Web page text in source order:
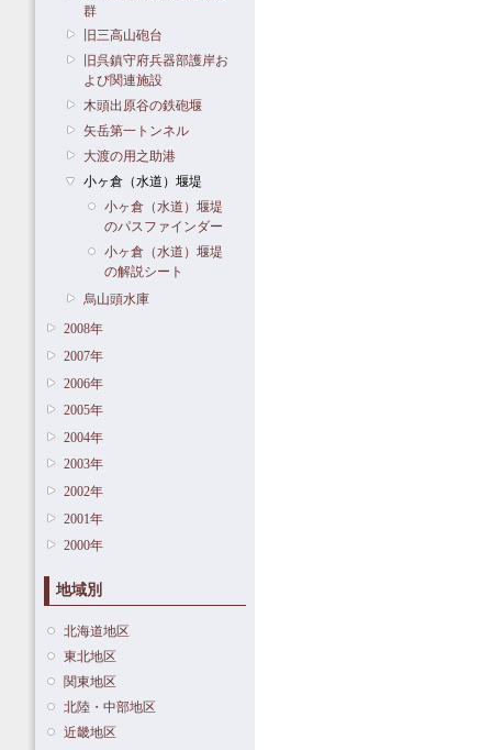
群
旧三高山砲台
旧呉鎮守府兵器部護岸お
よび関連施設
木頭出原谷の鉄砲堰
矢岳第一トンネル
大渡の用之助港
小ヶ倉（水道）堰堤
小ヶ倉（水道）堰堤
のパスファインダー
小ヶ倉（水道）堰堤
の解説シート
烏山頭水庫
2008年
2007年
2006年
2005年
2004年
2003年
2002年
2001年
2000年
地域別
北海道地区
東北地区
関東地区
北陸・中部地区
近畿地区